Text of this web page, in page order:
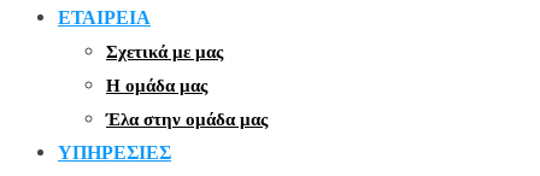
ΕΤΑΙΡΕΙΑ
Σχετικά με μας
Η ομάδα μας
Έλα στην ομάδα μας
ΥΠΗΡΕΣΙΕΣ